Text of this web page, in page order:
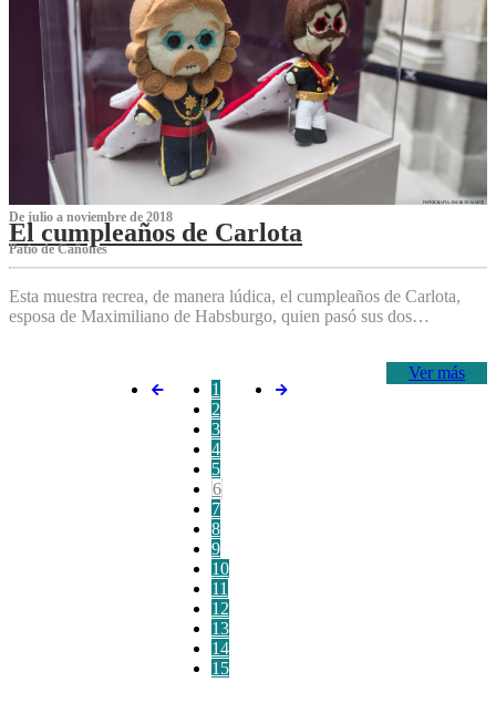
De julio a noviembre de 2018
El cumpleaños de Carlota
Patio de Cañones
Esta muestra recrea, de manera lúdica, el cumpleaños de Carlota,
esposa de Maximiliano de Habsburgo, quien pasó sus dos…
Ver más
1
2
3
4
5
6
7
8
9
10
11
12
13
14
15